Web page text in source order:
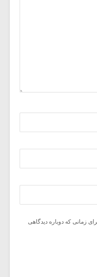
زمانی که دوباره دیدگاهی